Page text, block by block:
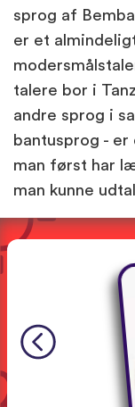
sprog af
er et
talere bor i
andre sprog i
bantusprog -
man først har
man kunne